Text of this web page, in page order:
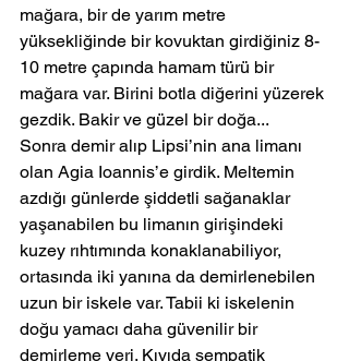
mağara, bir de yarım metre
yüksekliğinde bir kovuktan girdiğiniz 8-
10 metre çapında hamam türü bir
mağara var. Birini botla diğerini yüzerek
gezdik. Bakir ve güzel bir doğa...
Sonra demir alıp Lipsi’nin ana limanı
olan Agia Ioannis’e girdik. Meltemin
azdığı günlerde şiddetli sağanaklar
yaşanabilen bu limanın girişindeki
kuzey rıhtımında konaklanabiliyor,
ortasında iki yanına da demirlenebilen
uzun bir iskele var. Tabii ki iskelenin
doğu yamacı daha güvenilir bir
demirleme yeri. Kıyıda sempatik